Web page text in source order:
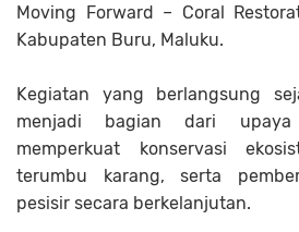
Moving Forward – Coral
Kabupaten Buru, Maluku.
Kegiatan yang berlangsung
menjadi bagian dari
memperkuat konservasi
terumbu karang, serta
pesisir secara berkelanjutan.